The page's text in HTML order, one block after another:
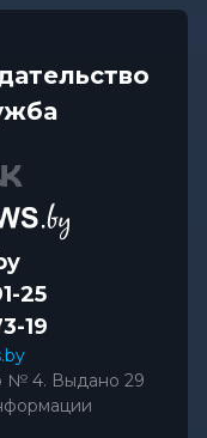
25
19
№ 4. Выдано 29